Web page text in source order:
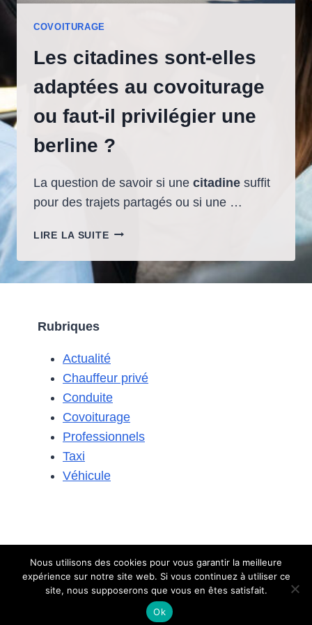
COVOITURAGE
Les citadines sont-elles
adaptées au covoiturage
ou faut-il privilégier une
berline ?
La question de savoir si une citadine suffit
pour des trajets partagés ou si une …
LIRE LA SUITELES
SONT-
FAUT-
IL
BERLINE
?
Rubriques
Actualité
Chauffeur privé
Conduite
Covoiturage
Professionnels
Taxi
Véhicule
© 2026 Le covoiturageContact-Mentions légales
Nous utilisons des cookies pour vous garantir la meilleure
expérience sur notre site web. Si vous continuez à utiliser ce
site, nous supposerons que vous en êtes satisfait.
Ok